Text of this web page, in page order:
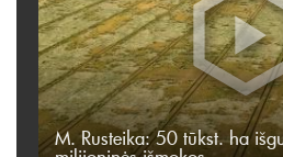
M. Rusteika: 50 tūkst. ha